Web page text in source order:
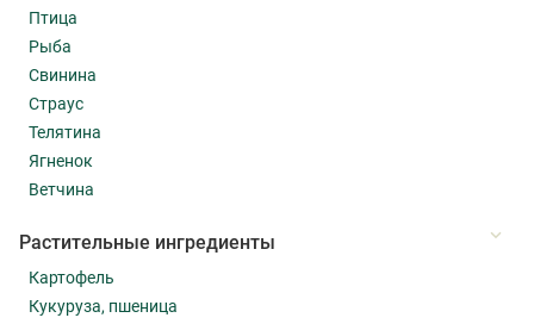
Птица
Рыба
Свинина
Страус
Телятина
Ягненок
Ветчина
Растительные ингредиенты
Картофель
Кукуруза, пшеница